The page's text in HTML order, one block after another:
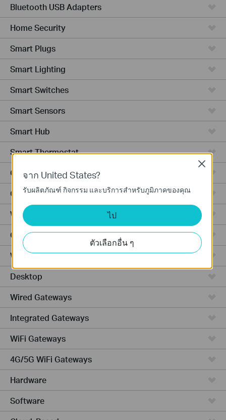
Bluetooth USB Adapters
Home Security
Smart Plugs
Smart Lighting
Smart Switches
Smart Sensors
Smart Hub
Smart Thermostat
Ceiling Mount
Outdoor
Wall Plate
GPON
Wireless Bridge
Desktop
Wired Gateways
Integrated Gateways
WiFi Gateways
4G/5G WiFi Gateways
Hardware
Software
จาก United States?
รับผลิตภัณฑ์ กิจกรรม และบริการสำหรับภูมิภาคของคุณ
ไป
ตัวเลือกอื่น ๆ
Close